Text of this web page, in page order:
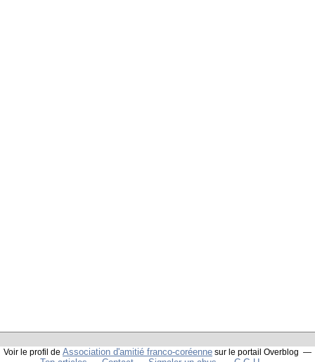
Voir le profil de Association d'amitié franco-coréenne sur le portail Overblog